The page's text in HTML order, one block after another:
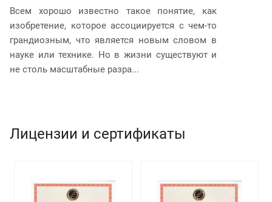
Всем хорошо известно такое понятие, как
изобретение, которое ассоциируется с чем-то
грандиозным, что является новым словом в
науке или технике. Но в жизни существуют и
не столь масштабные разра...
Лицензии и сертификаты